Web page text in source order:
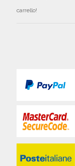
carrello!